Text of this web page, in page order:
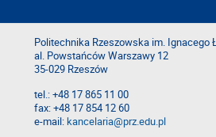
Politechnika Rzeszowska im. Ignacego
al. Powstańców Warszawy 12
35-029 Rzeszów
tel.: +48 17 865 11 00
fax: +48 17 854 12 60
e-mail:kancelaria@prz.edu.pl